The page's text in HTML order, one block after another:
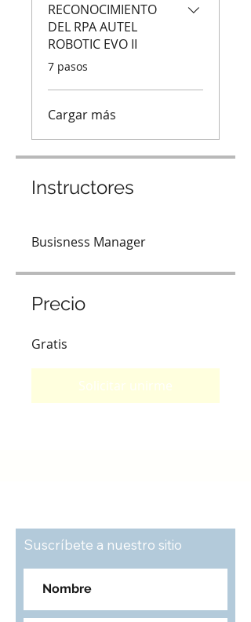
RECONOCIMIENTO
DEL RPA AUTEL
ROBOTIC EVO II
.7 pasos
Cargar más
Instructores
Busisness Manager
Precio
Gratis
Solicitar unirme
Suscríbete a nuestro sitio